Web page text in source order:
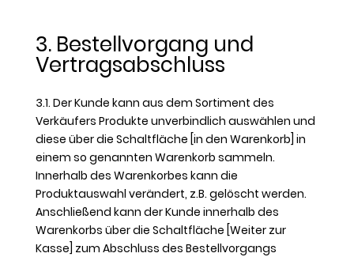
3. Bestellvorgang und
Vertragsabschluss
3.1. Der Kunde kann aus dem Sortiment des
Verkäufers Produkte unverbindlich auswählen und
diese über die Schaltfläche [in den Warenkorb] in
einem so genannten Warenkorb sammeln.
Innerhalb des Warenkorbes kann die
Produktauswahl verändert, z.B. gelöscht werden.
Anschließend kann der Kunde innerhalb des
Warenkorbs über die Schaltfläche [Weiter zur
Kasse] zum Abschluss des Bestellvorgangs